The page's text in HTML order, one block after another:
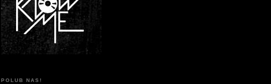
POLUB NAS!